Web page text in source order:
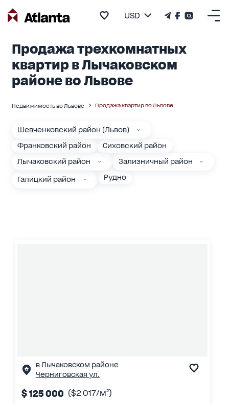
USD
Продажа трехкомнатных
квартир в Лычаковском
районе во Львове
Недвижимость во Львове Продажа квартир во Львове
Шевченковский район (Львов)
Франковский район
Сиховский район
Лычаковский район
Зализничный район
Галицкий район Рудно
в Лычаковском районе
Черниговская ул.
$ 125 000 ($2 017/м²)